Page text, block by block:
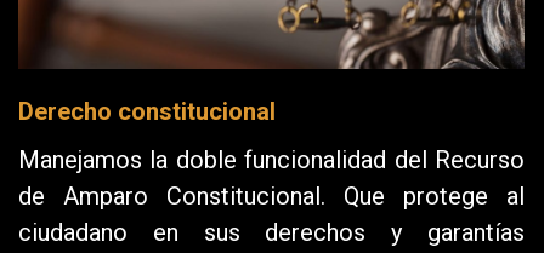
Derecho constitucional
Manejamos la doble funcionalidad del Recurso
de Amparo Constitucional. Que protege al
ciudadano en sus derechos y garantías